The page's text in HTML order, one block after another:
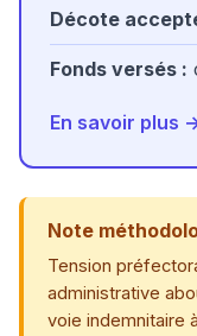
Décote
Fonds versés :
En savoir plus
Note
Tension
administrative
voie indemnitaire